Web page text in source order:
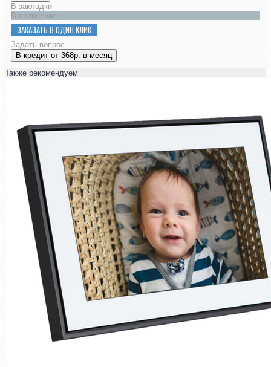
В закладки
В сравнение
ЗАКАЗАТЬ В ОДИН КЛИК
Задать вопрос
В кредит от 368р. в месяц
Также рекомендуем